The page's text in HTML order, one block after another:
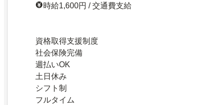
時給1,600円 / 交通費支給
資格取得支援制度
社会保険完備
週払いOK
土日休み
シフト制
フルタイム